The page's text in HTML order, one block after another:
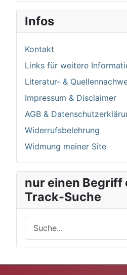
Infos
Kontakt
Links für weitere
Literatur- &
Impressum & Disclaimer
AGB &
Widerrufsbelehrung
Widmung meiner Site
nur einen Begriff
Track-Suche